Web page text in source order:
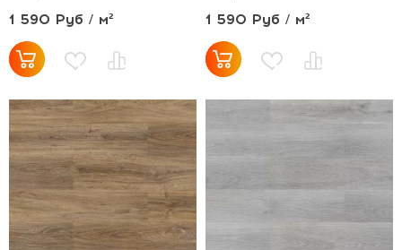
1 590 Руб / м² 1 590 Руб / м²